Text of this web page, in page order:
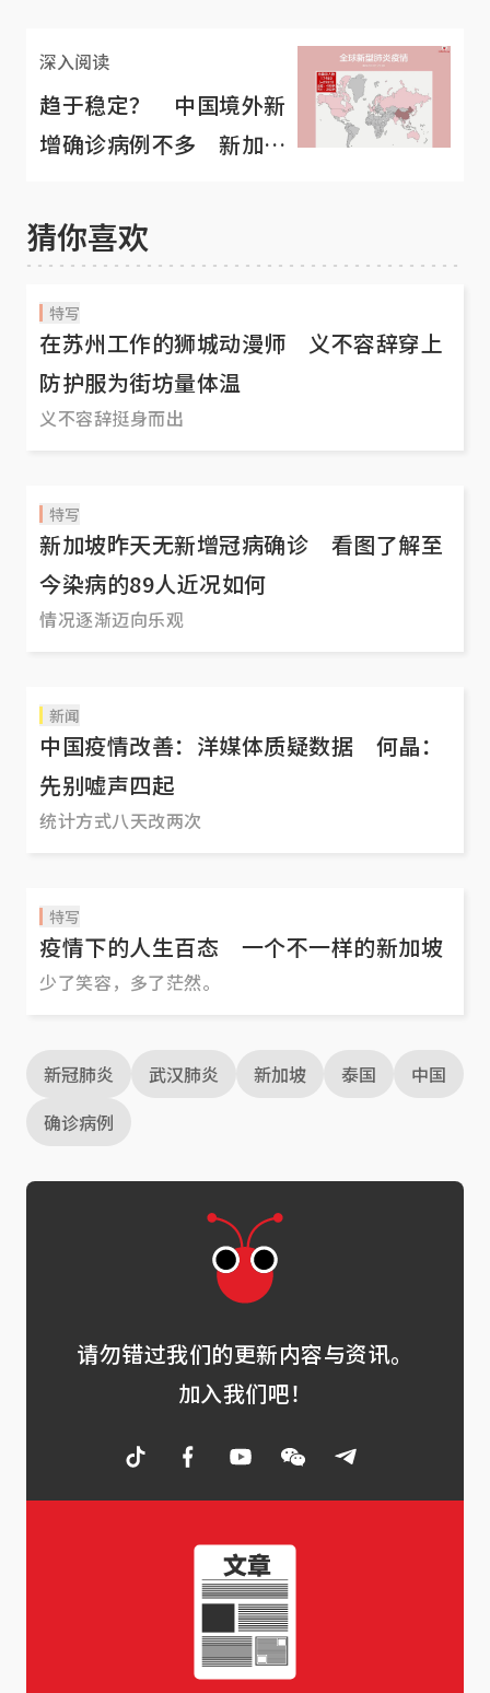
深入阅读
趋于稳定？ 中国境外新
增确诊病例不多 新加坡
猜你喜欢
特写
在苏州工作的狮城动漫师 义不容辞穿上
防护服为街坊量体温
义不容辞挺身而出
特写
新加坡昨天无新增冠病确诊 看图了解至
今染病的89人近况如何
情况逐渐迈向乐观
新闻
中国疫情改善：洋媒体质疑数据 何晶：
先别嘘声四起
统计方式八天改两次
特写
疫情下的人生百态 一个不一样的新加坡
少了笑容，多了茫然。
新冠肺炎 武汉肺炎 新加坡 泰国
中国
确诊病例
请勿错过我们的更新内容与资讯。
加入我们吧！